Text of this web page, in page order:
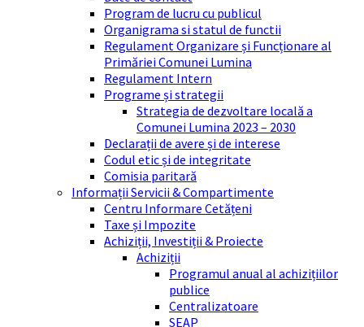
Program de lucru cu publicul
Organigrama si statul de functii
Regulament Organizare și Funcționare al
Primăriei Comunei Lumina
Regulament Intern
Programe și strategii
Strategia de dezvoltare locală a
Comunei Lumina 2023 – 2030
Declarații de avere și de interese
Codul etic și de integritate
Comisia paritară
Informații Servicii & Compartimente
Centru Informare Cetățeni
Taxe și Impozite
Achiziții, Investiții & Proiecte
Achiziții
Programul anual al achizițiilor
publice
Centralizatoare
SEAP